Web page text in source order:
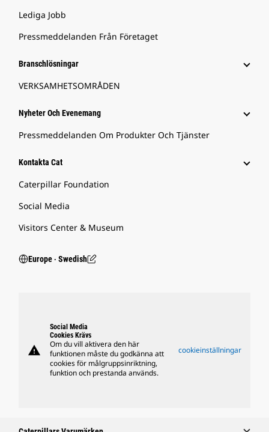
Lediga Jobb
Pressmeddelanden Från Företaget
Branschlösningar
VERKSAMHETSOMRÅDEN
Nyheter Och Evenemang
Pressmeddelanden Om Produkter Och Tjänster
Kontakta Cat
Caterpillar Foundation
Social Media
Visitors Center & Museum
Europe ‧ Swedish
warning
Social Media
Cookies Krävs
Om du vill aktivera den här
funktionen måste du godkänna att
cookies för målgruppsinriktning,
funktion och prestanda används.
cookieinställningar